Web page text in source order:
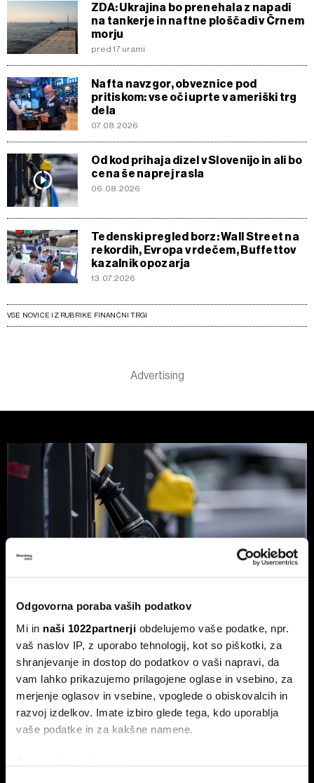
Odgovorna poraba vaših podatkov
Mi in naši 1022partnerji obdelujemo vaše podatke, npr.
vaš naslov IP, z uporabo tehnologij, kot so piškotki, za
shranjevanje in dostop do podatkov o vaši napravi, da
vam lahko prikazujemo prilagojene oglase in vsebino, za
merjenje oglasov in vsebine, vpoglede o obiskovalcih in
razvoj izdelkov. Imate izbiro glede tega, kdo uporablja
vaše podatke in za kakšne namene.
Če dovolite, želimo tudi:
ZDA: Ukrajina bo prenehala z napadi
na tankerje in naftne ploščadi v Črnem
morju
pred 17 urami
Nafta navzgor, obveznice pod
pritiskom: vse oči uprte v ameriški trg
dela
07.08.2026
Od kod prihaja dizel v Slovenijo in ali bo
cena še naprej rasla
06.08.2026
Tedenski pregled borz: Wall Street na
rekordih, Evropa v rdečem, Buffettov
kazalnik opozarja
13.07.2026
VSE NOVICE IZ RUBRIKE FINANČNI TRGI
Od kod prihaja dizel v Slovenijo in ali
bo cena še naprej rasla
Od začetka leta se je sod surove nafte brent podražil za
več kot 30 odstotkov. A potrošniki na bencinskih črpalkah